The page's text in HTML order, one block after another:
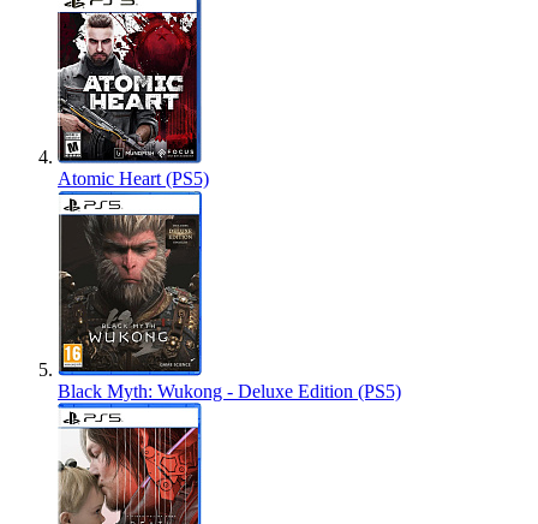
Atomic Heart (PS5)
Black Myth: Wukong - Deluxe Edition (PS5)